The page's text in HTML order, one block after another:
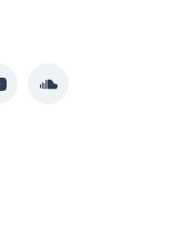
Soundcloud